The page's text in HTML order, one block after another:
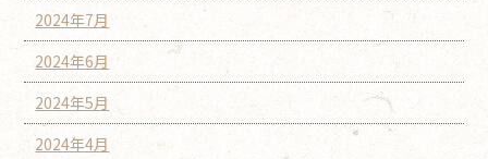
2024年7月
2024年6月
2024年5月
2024年4月